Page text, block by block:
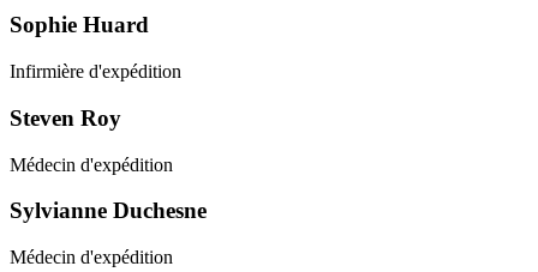
Sophie Huard
Infirmière d'expédition
Steven Roy
Médecin d'expédition
Sylvianne Duchesne
Médecin d'expédition